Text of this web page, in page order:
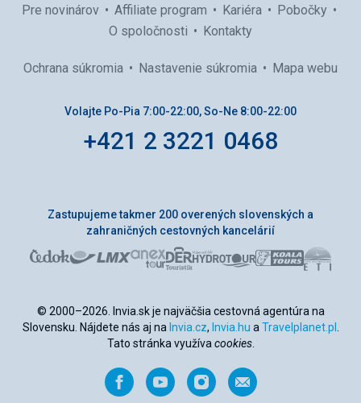
Pre novinárov Affiliate program Kariéra
Pobočky
O spoločnosti
Kontakty
Ochrana súkromia Nastavenie súkromia Mapa webu
Volajte Po-Pia 7:00-22:00, So-Ne 8:00-22:00
+421 2 3221 0468
Zastupujeme takmer 200 overených slovenských a
zahraničných cestovných kancelárií
© 2000–2026. Invia.sk je najväčšia cestovná agentúra na
Slovensku. Nájdete nás aj na Invia.cz, Invia.hu a Travelplanet.pl
Tato stránka využíva cookies.
FacebookYouTubeInstagramOdporučiť